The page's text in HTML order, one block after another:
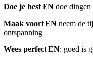
Doe je best EN doe dingen
Maak voort EN neem de
ontspanning
Wees perfect EN: goed is